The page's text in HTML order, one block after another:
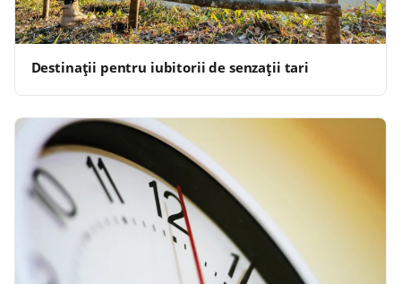
Destinații pentru iubitorii de senzații tari